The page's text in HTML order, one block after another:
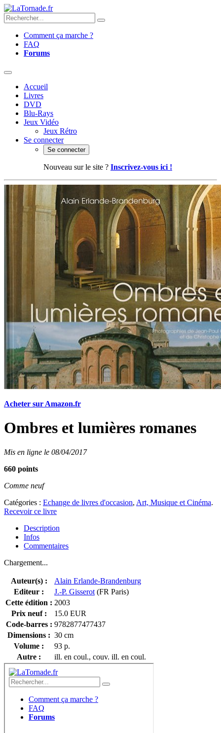
Comment ça marche ?
FAQ
Forums
Accueil
Livres
DVD
Blu-Rays
Jeux Vidéo
Jeux Rétro
Se connecter
Se connecter
Nouveau sur le site ? Inscrivez-vous ici !
Acheter sur Amazon.fr
Ombres et lumières romanes
Mis en ligne le 08/04/2017
660 points
Comme neuf
Catégories : Echange de livres d'occasion, Art, Musique et Cinéma.
Recevoir ce livre
Description
Infos
Commentaires
Chargement...
Auteur(s) :
Alain Erlande-Brandenburg
Editeur :
J.-P. Gisserot (FR Paris)
Cette édition : 2003
Prix neuf :
15.0 EUR
Code-barres : 9782877477437
Dimensions : 30 cm
Volume :
93 p.
Autre :
ill. en coul., couv. ill. en coul.